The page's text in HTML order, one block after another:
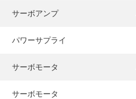
サーボアンプ
パワーサプライ
サーボモータ
サーボモータ